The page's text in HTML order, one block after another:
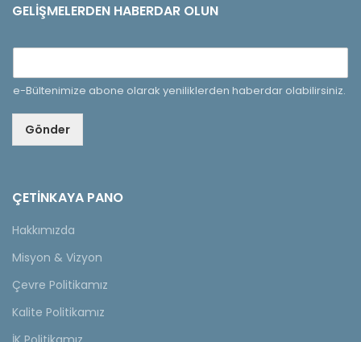
GELIŞMELERDEN HABERDAR OLUN
e-Bültenimize abone olarak yeniliklerden haberdar olabilirsiniz.
Gönder
ÇETINKAYA PANO
Hakkımızda
Misyon & Vizyon
Çevre Politikamız
Kalite Politikamız